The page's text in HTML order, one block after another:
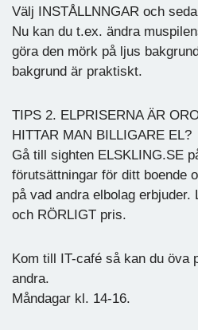
Välj INSTÅLLNNGAR och
Nu kan du t.ex. ändra
göra den mörk på ljus
bakgrund är praktiskt.
TIPS 2. ELPRISERNA ÄR
HITTAR MAN BILLIGARE EL?
Gå till sighten ELSKLING.SE
förutsättningar för ditt boende
på vad andra elbolag erbjuder.
och RÖRLIGT pris.
Kom till IT-café så kan du öva
andra.
Måndagar kl. 14-16.